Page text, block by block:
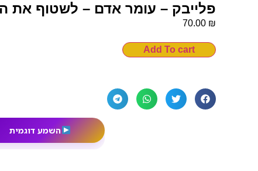
פלייבק – עומר אדם – לשטוף את
70.00 ₪
Add To cart
השמע דוגמית